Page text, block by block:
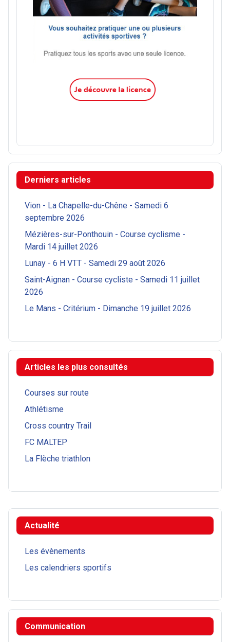
Actualité
Les évènements
Les calendriers sportifs
Communication
Derniers articles
Vion - La Chapelle-du-Chêne - Samedi 6
septembre 2026
Mézières-sur-Ponthouin - Course cyclisme -
Mardi 14 juillet 2026
Lunay - 6 H VTT - Samedi 29 août 2026
Saint-Aignan - Course cycliste - Samedi 11 juillet
2026
Le Mans - Critérium - Dimanche 19 juillet 2026
Articles les plus consultés
Courses sur route
Athlétisme
Cross country Trail
FC MALTEP
La Flèche triathlon